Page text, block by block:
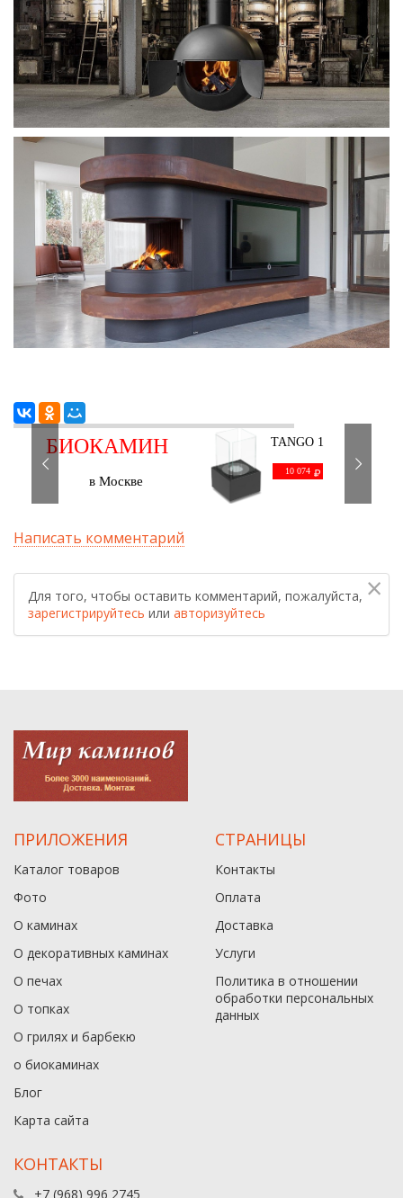
БИОКАМИН
в Москве
TANGO 1
10 074
Написать комментарий
×
Для того, чтобы оставить комментарий, пожалуйста,
зарегистрируйтесь или авторизуйтесь
ПРИЛОЖЕНИЯ
Каталог товаров
Фото
О каминах
О декоративных каминах
О печах
О топках
О грилях и барбекю
о биокаминах
Блог
Карта сайта
СТРАНИЦЫ
Контакты
Оплата
Доставка
Услуги
Политика в отношении
обработки персональных
данныx
КОНТАКТЫ
+7 (968) 996 2745